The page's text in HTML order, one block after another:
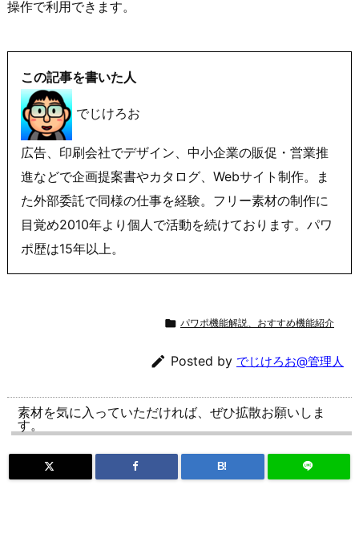
操作で利用できます。
この記事を書いた人
でじけろお
広告、印刷会社でデザイン、中小企業の販促・営業推
進などで企画提案書やカタログ、Webサイト制作。ま
た外部委託で同様の仕事を経験。フリー素材の制作に
目覚め2010年より個人で活動を続けております。パワ
ポ歴は15年以上。
 パワポ機能解説、おすすめ機能紹介
 Posted by でじけろお@管理人
素材を気に入っていただければ、ぜひ拡散お願いしま
す。
B!